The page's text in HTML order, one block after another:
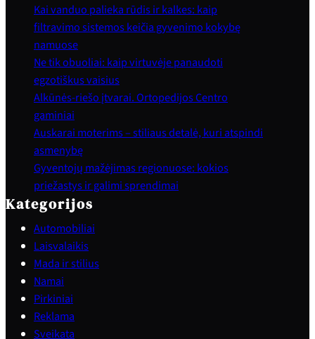
Kai vanduo palieka rūdis ir kalkes: kaip
filtravimo sistemos keičia gyvenimo kokybę
namuose
Ne tik obuoliai: kaip virtuvėje panaudoti
egzotiškus vaisius
Alkūnės-riešo įtvarai. Ortopedijos Centro
gaminiai
Auskarai moterims – stiliaus detalė, kuri atspindi
asmenybę
Gyventojų mažėjimas regionuose: kokios
priežastys ir galimi sprendimai
Kategorijos
Automobiliai
Laisvalaikis
Mada ir stilius
Namai
Pirkiniai
Reklama
Sveikata